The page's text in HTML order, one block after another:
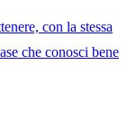
con la stessa
che conosci bene